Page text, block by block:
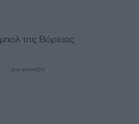
της Βόρειας
ΔΙΑΦΗΜΙΣΗ